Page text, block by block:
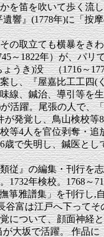
笛を吹いて歩く流
響』(1778年)に「按
取立ても横暴をき
～1822年）が、パリ
うき)没 （1716～
し、『屋嘉比工工四
、鍼治、導引等を
活躍。尾張の人で、
発覚し、鳥山検校等
等4人を官位剥奪・
で失明し、鍼医と
』の編集・刊行を
年検校。1768～
箏雅譜集」を刊行
富は江戸へ下って
ついて、顔面神経
大坂で活躍。 作品に